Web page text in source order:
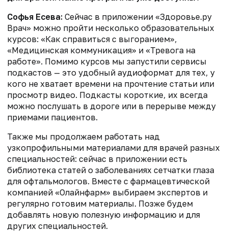
Софья Есева: Сейчас в приложении «Здоровье.ру
Врач» можно пройти несколько образовательных
курсов: «Как справиться с выгоранием»,
«Медицинская коммуникация» и «Тревога на
работе». Помимо курсов мы запустили сервисы
подкастов — это удобный аудиоформат для тех, у
кого не хватает времени на прочтение статьи или
просмотр видео. Подкасты короткие, их всегда
можно послушать в дороге или в перерыве между
приемами пациентов.
Также мы продолжаем работать над
узкопрофильными материалами для врачей разных
специальностей: сейчас в приложении есть
библиотека статей о заболеваниях сетчатки глаза
для офтальмологов. Вместе с фармацевтической
компанией «Олайнфарм» выбираем экспертов и
регулярно готовим материалы. Позже будем
добавлять новую полезную информацию и для
других специальностей.